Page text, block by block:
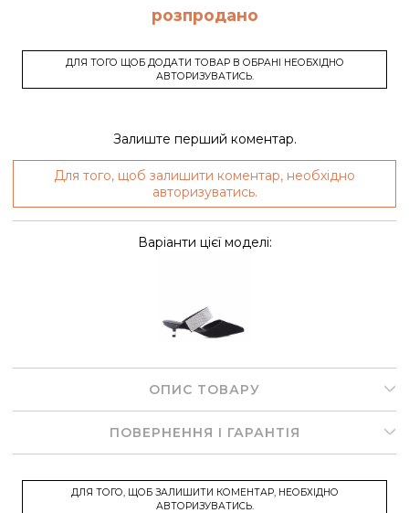
розпродано
ДЛЯ ТОГО ЩОБ ДОДАТИ ТОВАР В ОБРАНІ НЕОБХІДНО
АВТОРИЗУВАТИСЬ.
Залиште перший коментар.
Для того, щоб залишити коментар, необхідно
авторизуватись.
Варіанти цієї моделі:
ОПИС ТОВАРУ
ПОВЕРНЕННЯ І ГАРАНТІЯ
ДЛЯ ТОГО, ЩОБ ЗАЛИШИТИ КОМЕНТАР, НЕОБХІДНО
АВТОРИЗУВАТИСЬ.